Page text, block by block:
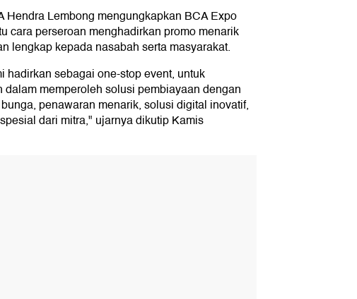
Hendra Lembong mengungkapkan BCA Expo
cara perseroan menghadirkan promo menarik
lengkap kepada nasabah serta masyarakat.
hadirkan sebagai one-stop event, untuk
dalam memperoleh solusi pembiayaan dengan
penawaran menarik, solusi digital inovatif,
dari mitra," ujarnya dikutip Kamis